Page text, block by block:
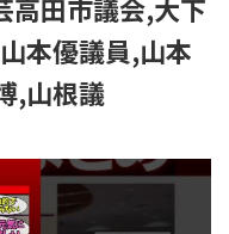
高田市議会,大下
本優議員,山本
,山根議